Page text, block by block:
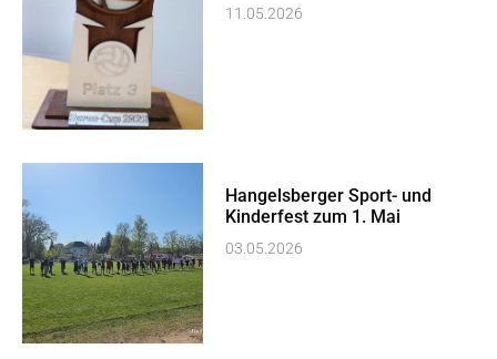
11.05.2026
Hangelsberger Sport- und
Kinderfest zum 1. Mai
03.05.2026